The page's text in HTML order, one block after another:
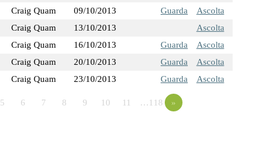
Craig Quam 09/10/2013 Guarda
Ascolta
Craig Quam 13/10/2013
Ascolta
Craig Quam 16/10/2013 Guarda
Ascolta
Craig Quam 20/10/2013 Guarda
Ascolta
Craig Quam 23/10/2013 Guarda Ascolta
5 6 7 8 9 10 11 …118 »